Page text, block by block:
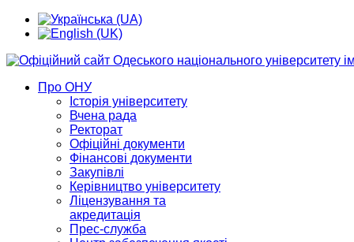
Про ОНУ
Історія університету
Вчена рада
Ректорат
Офіційні документи
Фінансові документи
Закупівлі
Керівництво університету
Ліцензування та
акредитація
Прес-служба